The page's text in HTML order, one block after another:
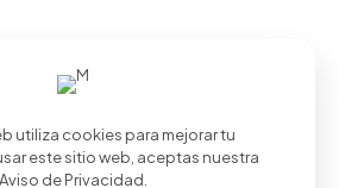
porFusión Mx
utiliza cookies para mejorar tu
este sitio web, aceptas nuestra
Aviso de Privacidad